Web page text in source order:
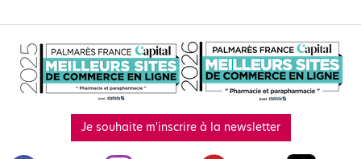
Je souhaite m'inscrire à la newsletter